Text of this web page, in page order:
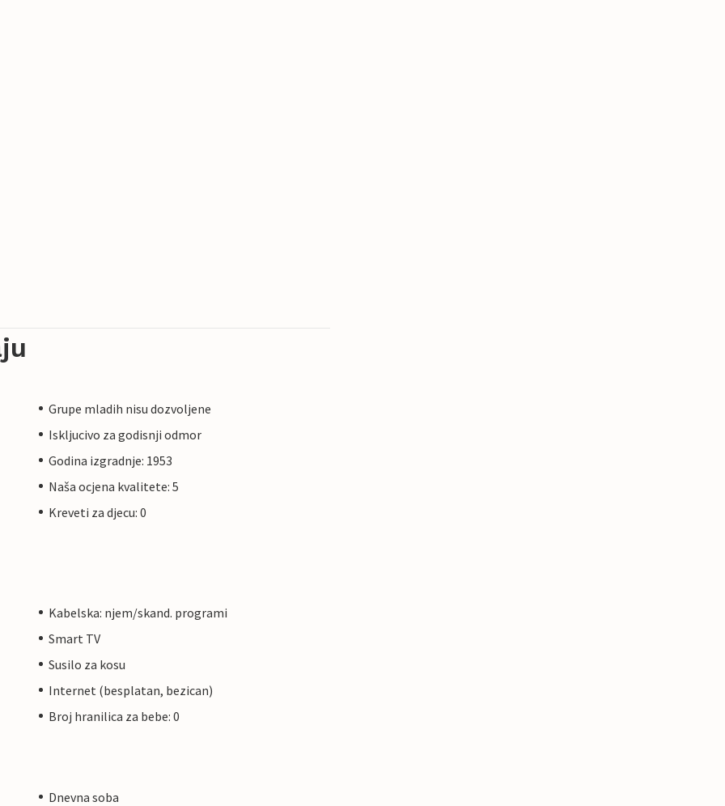
Grupe mladih nisu dozvoljene
Iskljucivo za godisnji odmor
Godina izgradnje: 1953
Naša ocjena kvalitete: 5
Kreveti za djecu: 0
Kabelska: njem/skand. programi
Smart TV
Susilo za kosu
Internet (besplatan, bezican)
Broj hranilica za bebe: 0
Dnevna soba